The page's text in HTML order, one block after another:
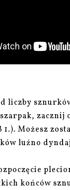
liczby
zacznij
1.). Możesz
luźno
końców